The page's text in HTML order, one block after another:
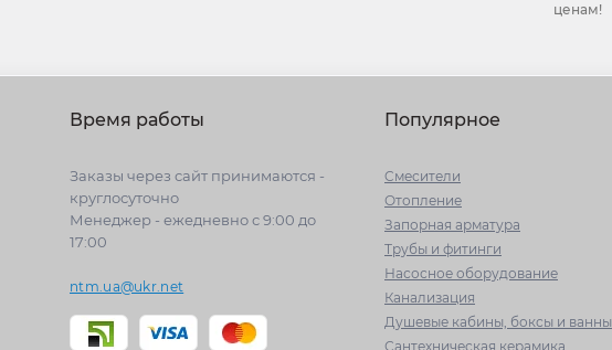
ценам!
Время работы
Заказы через сайт принимаются -
круглосуточно
Менеджер - ежедневно с 9:00 до
17:00
ntm.ua@ukr.net
Популярное
Cмесители
Отопление
Запорная арматура
Трубы и фитинги
Насосное оборудование
Канализация
Душевые кабины, боксы и ванны
Сантехническая керамика